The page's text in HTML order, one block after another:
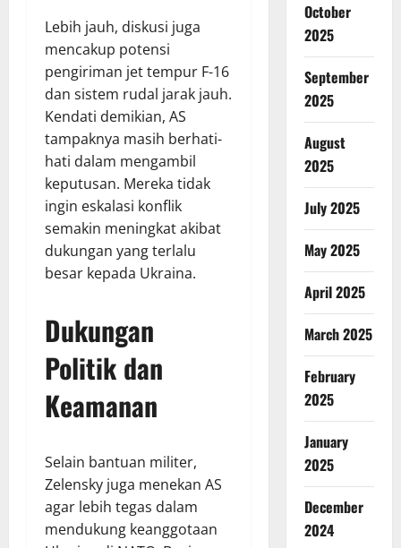
Lebih jauh, diskusi juga
mencakup potensi
pengiriman jet tempur F-16
dan sistem rudal jarak jauh.
Kendati demikian, AS
tampaknya masih berhati-
hati dalam mengambil
keputusan. Mereka tidak
ingin eskalasi konflik
semakin meningkat akibat
dukungan yang terlalu
besar kepada Ukraina.
Dukungan
Politik dan
Keamanan
Selain bantuan militer,
Zelensky juga menekan AS
agar lebih tegas dalam
mendukung keanggotaan
October
2025
September
2025
August
2025
July 2025
May 2025
April 2025
March 2025
February
2025
January
2025
December
2024